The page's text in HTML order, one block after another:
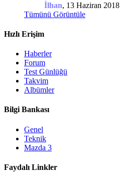
İlhan, 13 Haziran 2018
Tümünü Görüntüle
Hızlı Erişim
Haberler
Forum
Test Günlüğü
Takvim
Albümler
Bilgi Bankası
Genel
Teknik
Mazda 3
Faydalı Linkler